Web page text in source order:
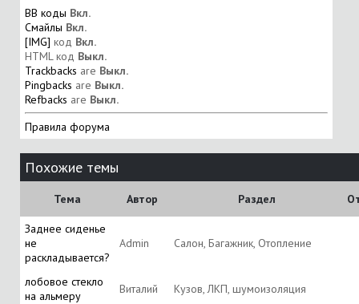
BB коды Вкл.
Смайлы Вкл.
[IMG] код Вкл.
HTML код Выкл.
Trackbacks are Выкл.
Pingbacks are Выкл.
Refbacks are Выкл.
Правила форума
Похожие темы
Тема Автор Раздел
Заднее сиденье
не
раскладывается?
Аdmin Салон, Багажник, Отопление
лобовое стекло
на альмеру
Виталий Кузов, ЛКП, шумоизоляция